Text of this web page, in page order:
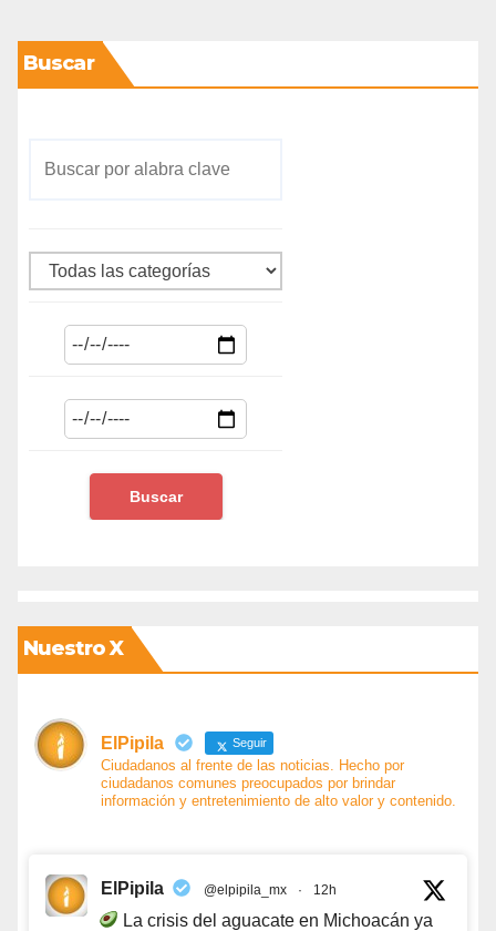
Buscar
Nuestro X
ElPipila Seguir
Ciudadanos al frente de las noticias. Hecho por
ciudadanos comunes preocupados por brindar
información y entretenimiento de alto valor y contenido.
ElPipila @elpipila_mx · 12h
La crisis del aguacate en Michoacán ya